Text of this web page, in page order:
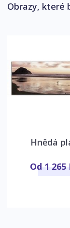
Obrazy, které
Hnědá
Od 1 265